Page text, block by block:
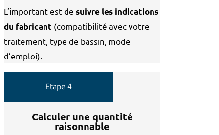
L’important est de suivre les indications
du fabricant (compatibilité avec votre
traitement, type de bassin, mode
d’emploi).
Etape 4
Calculer une quantité
raisonnable